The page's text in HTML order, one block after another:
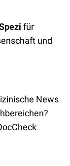
für
und
News